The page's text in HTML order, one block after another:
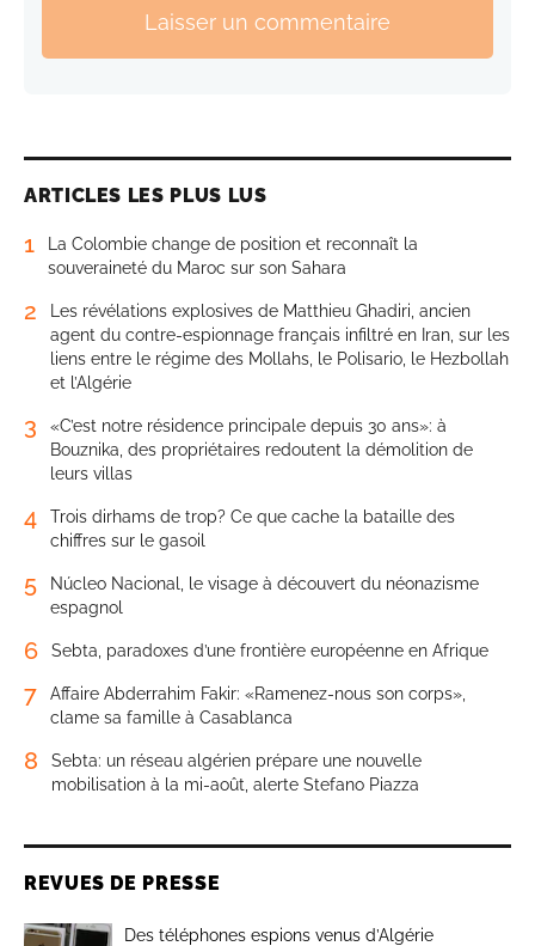
Laisser un commentaire
ARTICLES LES PLUS LUS
1
La Colombie change de position et reconnaît la
souveraineté du Maroc sur son Sahara
2
Les révélations explosives de Matthieu Ghadiri, ancien
agent du contre-espionnage français infiltré en Iran, sur les
liens entre le régime des Mollahs, le Polisario, le Hezbollah
et l’Algérie
3
«C’est notre résidence principale depuis 30 ans»: à
Bouznika, des propriétaires redoutent la démolition de
leurs villas
4
Trois dirhams de trop? Ce que cache la bataille des
chiffres sur le gasoil
5
Núcleo Nacional, le visage à découvert du néonazisme
espagnol
6 Sebta, paradoxes d’une frontière européenne en Afrique
7
Affaire Abderrahim Fakir: «Ramenez-nous son corps»,
clame sa famille à Casablanca
8
Sebta: un réseau algérien prépare une nouvelle
mobilisation à la mi-août, alerte Stefano Piazza
REVUES DE PRESSE
Des téléphones espions venus d’Algérie